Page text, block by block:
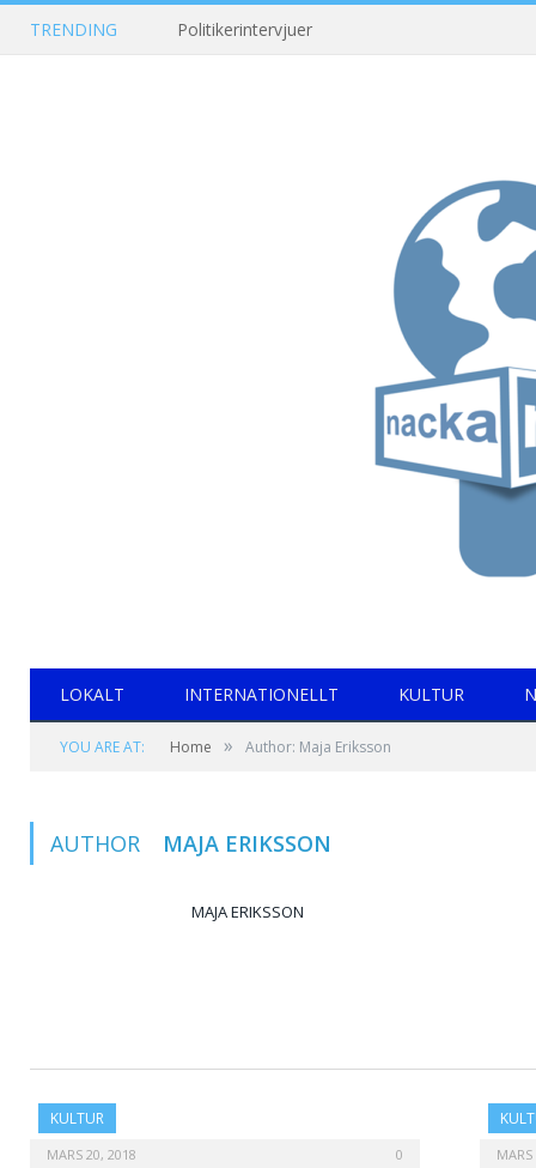
TRENDING Politikerintervjuer
LOKALT INTERNATIONELLT KULTUR
YOU ARE AT: Home » Author: Maja Eriksson
AUTHOR MAJA ERIKSSON
MAJA ERIKSSON
KULTUR
MARS 20, 2018 0